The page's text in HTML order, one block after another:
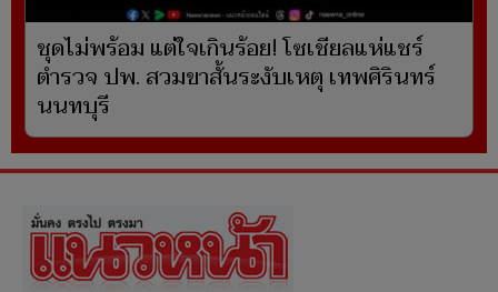
ชุดไม่พร้อม แต่ใจเกินร้อย! โซเชียลแห่แชร์
ตำรวจ ปพ. สวมขาสั้นระงับเหตุ เทพศิรินทร์
นนทบุรี